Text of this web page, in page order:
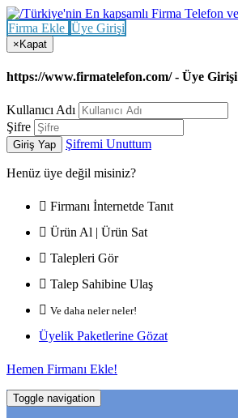
Firma Ekle Üye Girişi
× Kapat
https://www.firmatelefon.com/ - Üye Girişi
Kullanıcı Adı
Şifre
Giriş Yap Şifremi Unuttum
Henüz üye değil misiniz?
Firmanı İnternetde Tanıt
Ürün Al | Ürün Sat
Talepleri Gör
Talep Sahibine Ulaş
Ve daha neler neler!
Üyelik Paketlerine Gözat
Hemen Firmanı Ekle!
Toggle navigation